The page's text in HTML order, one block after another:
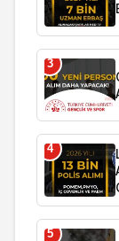
3
4
5